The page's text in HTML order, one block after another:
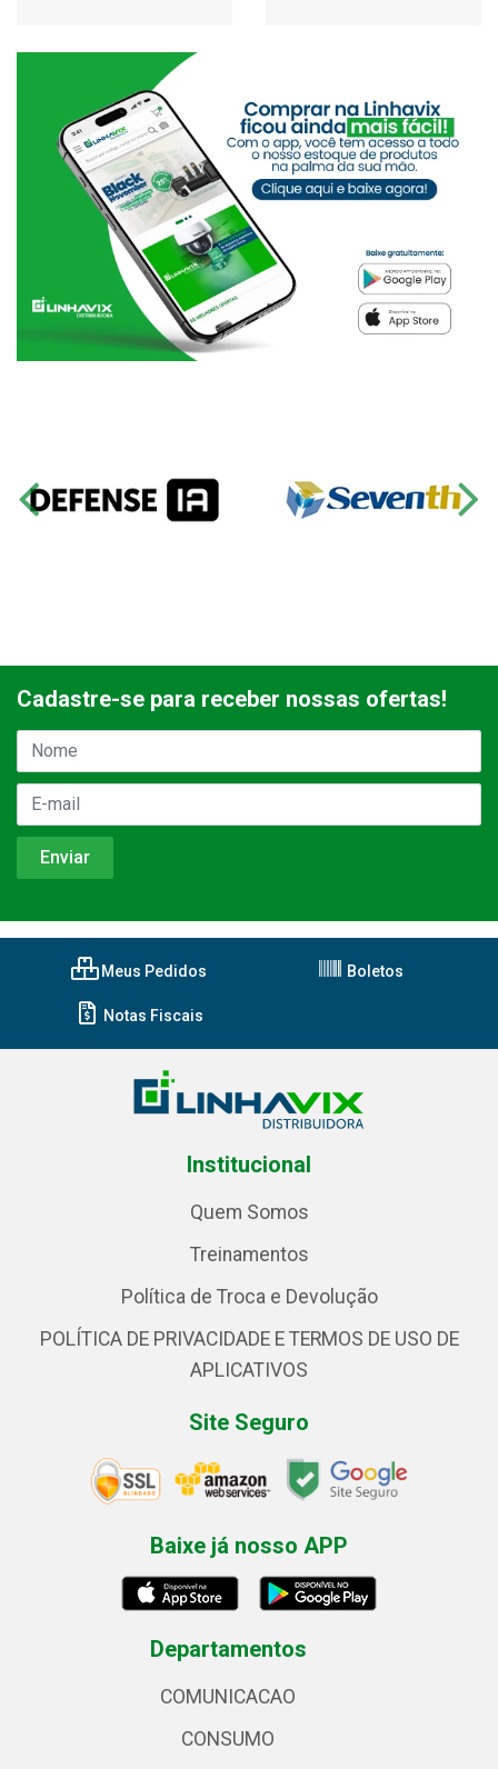
Cadastre-se para receber nossas ofertas!
Meus Pedidos Boletos
Notas Fiscais
Institucional
Quem Somos
Treinamentos
Política de Troca e Devolução
POLÍTICA DE PRIVACIDADE E TERMOS DE USO DE
APLICATIVOS
Site Seguro
Baixe já nosso APP
Departamentos
COMUNICACAO
CONSUMO